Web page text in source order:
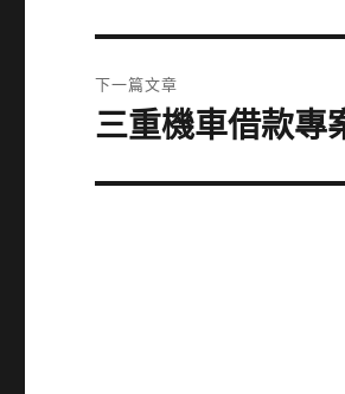
篇
文
章:
下一篇文章
下
篇
三重機車借款專